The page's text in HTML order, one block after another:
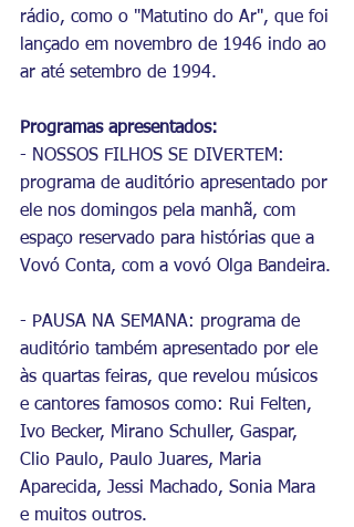
rádio, como o "Matutino do Ar", que foi
lançado em novembro de 1946 indo ao
ar até setembro de 1994.
Programas apresentados:
- NOSSOS FILHOS SE DIVERTEM:
programa de auditório apresentado por
ele nos domingos pela manhã, com
espaço reservado para histórias que a
Vovó Conta, com a vovó Olga Bandeira.
- PAUSA NA SEMANA: programa de
auditório também apresentado por ele
às quartas feiras, que revelou músicos
e cantores famosos como: Rui Felten,
Ivo Becker, Mirano Schuller, Gaspar,
Clio Paulo, Paulo Juares, Maria
Aparecida, Jessi Machado, Sonia Mara
e muitos outros.